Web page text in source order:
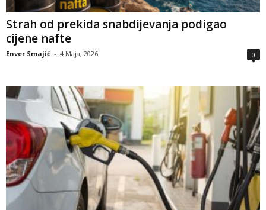
Strah od prekida snabdijevanja podigao
cijene nafte
Enver Smajić - 4 Maja, 2026 0